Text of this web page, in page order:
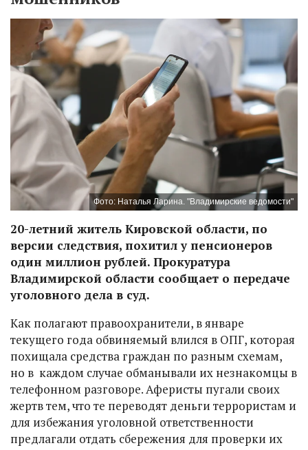
Фото: Наталья Ларина. "Владимирские ведомости"
20-летний житель Кировской области, по
версии следствия, похитил у пенсионеров
один миллион рублей. Прокуратура
Владимирской области сообщает о передаче
уголовного дела в суд.
Как полагают правоохранители, в январе
текущего года обвиняемый влился в ОПГ, которая
похищала средства граждан по разным схемам,
но в каждом случае обманывали их незнакомцы в
телефонном разговоре. Аферисты пугали своих
жертв тем, что те переводят деньги террористам и
для избежания уголовной ответственности
предлагали отдать сбережения для проверки их